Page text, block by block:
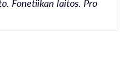
Fonetiikan laitos. Pro